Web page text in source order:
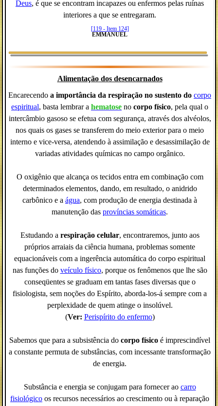
Deus, é que se encontram incapazes ou enfermos pelas ruínas
interiores a que se entregaram.
[119 - Item 124]
EMMANUEL
Alimentação dos desencarnados
Encarecendo a importância da respiração no sustento do corpo
espiritual, basta lembrar a hematose no corpo físico, pela qual o
intercâmbio gasoso se efetua com segurança, através dos alvéolos,
nos quais os gases se transferem do meio exterior para o meio
interno e vice-versa, atendendo à assimilação e desassimilação de
variadas atividades químicas no campo orgânico.
O oxigênio que alcança os tecidos entra em combinação com
determinados elementos, dando, em resultado, o anidrido
carbônico e a água, com produção de energia destinada à
manutenção das províncias somáticas.
Estudando a respiração celular, encontraremos, junto aos
próprios arraiais da ciência humana, problemas somente
equacionáveis com a ingerência automática do corpo espiritual
nas funções do veículo físico, porque os fenômenos que lhe são
conseqüentes se graduam em tantas fases diversas que o
fisiologista, sem noções do Espírito, aborda-los-á sempre com a
perplexidade de quem atinge o insolúvel.
(Ver: Perispírito do enfermo)
Sabemos que para a subsistência do corpo físico é imprescindível
a constante permuta de substâncias, com incessante transformação
de energia.
Substância e energia se conjugam para fornecer ao carro
fisiológico os recursos necessários ao crescimento ou à reparação